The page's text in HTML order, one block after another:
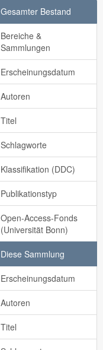
Gesamter Bestand
Bereiche &
Sammlungen
Erscheinungsdatum
Autoren
Titel
Schlagworte
Klassifikation (DDC)
Publikationstyp
Open-Access-Fonds
(Universität Bonn)
Diese Sammlung
Erscheinungsdatum
Autoren
Titel